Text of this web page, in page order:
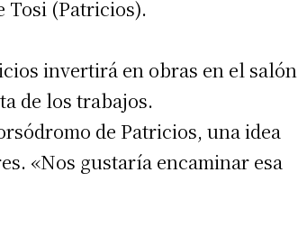
Tosi (Patricios).
invertirá en obras en el salón
de los trabajos.
de Patricios, una idea
«Nos gustaría encaminar esa